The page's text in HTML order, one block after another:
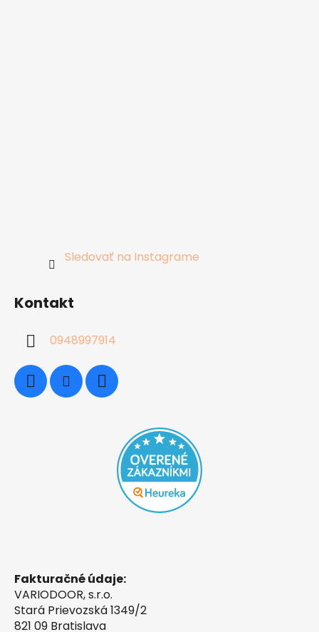
Sledovať na Instagrame
Kontakt
0948997914
Fakturačné údaje:
VARIODOOR, s.r.o.
Stará Prievozská 1349/2
821 09 Bratislava